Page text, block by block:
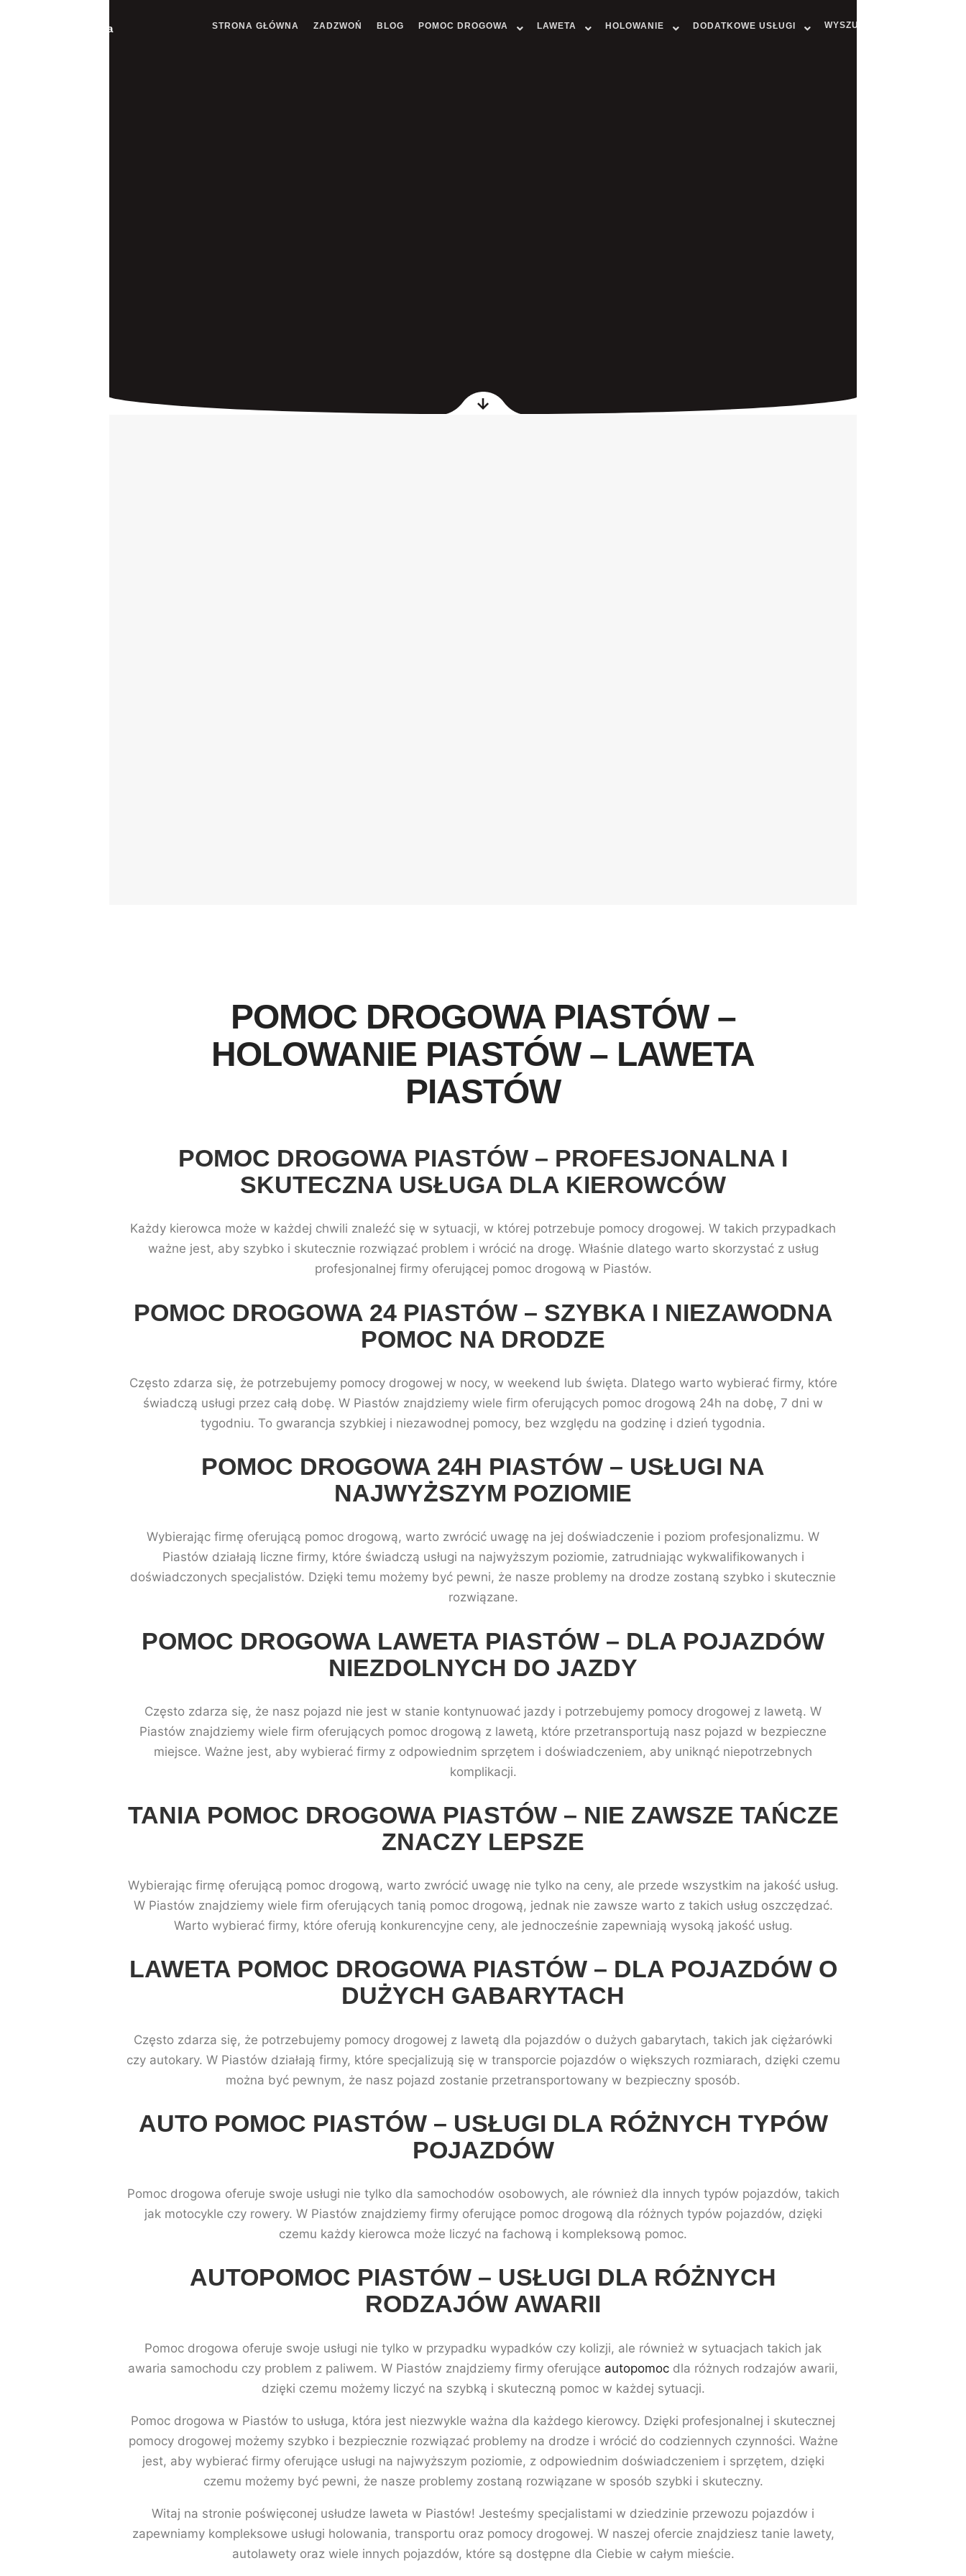
Pomoc Drogowa STRONA GŁÓWNA ZADZWOŃ BLOG POMOC DROGOWA LAWETA HOLOWANIE DODATKOWE USŁUGI WYSZUKAJ MIASTO
POMOC DROGOWA PIASTÓW –
HOLOWANIE PIASTÓW – LAWETA
PIASTÓW
POMOC DROGOWA PIASTÓW – PROFESJONALNA I
SKUTECZNA USŁUGA DLA KIEROWCÓW
Każdy kierowca może w każdej chwili znaleźć się w sytuacji, w której potrzebuje pomocy drogowej. W takich przypadkach
ważne jest, aby szybko i skutecznie rozwiązać problem i wrócić na drogę. Właśnie dlatego warto skorzystać z usług
profesjonalnej firmy oferującej pomoc drogową w Piastów.
POMOC DROGOWA 24 PIASTÓW – SZYBKA I NIEZAWODNA
POMOC NA DRODZE
Często zdarza się, że potrzebujemy pomocy drogowej w nocy, w weekend lub święta. Dlatego warto wybierać firmy, które
świadczą usługi przez całą dobę. W Piastów znajdziemy wiele firm oferujących pomoc drogową 24h na dobę, 7 dni w
tygodniu. To gwarancja szybkiej i niezawodnej pomocy, bez względu na godzinę i dzień tygodnia.
POMOC DROGOWA 24H PIASTÓW – USŁUGI NA
NAJWYŻSZYM POZIOMIE
Wybierając firmę oferującą pomoc drogową, warto zwrócić uwagę na jej doświadczenie i poziom profesjonalizmu. W
Piastów działają liczne firmy, które świadczą usługi na najwyższym poziomie, zatrudniając wykwalifikowanych i
doświadczonych specjalistów. Dzięki temu możemy być pewni, że nasze problemy na drodze zostaną szybko i skutecznie
rozwiązane.
POMOC DROGOWA LAWETA PIASTÓW – DLA POJAZDÓW
NIEZDOLNYCH DO JAZDY
Często zdarza się, że nasz pojazd nie jest w stanie kontynuować jazdy i potrzebujemy pomocy drogowej z lawetą. W
Piastów znajdziemy wiele firm oferujących pomoc drogową z lawetą, które przetransportują nasz pojazd w bezpieczne
miejsce. Ważne jest, aby wybierać firmy z odpowiednim sprzętem i doświadczeniem, aby uniknąć niepotrzebnych
komplikacji.
TANIA POMOC DROGOWA PIASTÓW – NIE ZAWSZE TAŃCZE
ZNACZY LEPSZE
Wybierając firmę oferującą pomoc drogową, warto zwrócić uwagę nie tylko na ceny, ale przede wszystkim na jakość usług.
W Piastów znajdziemy wiele firm oferujących tanią pomoc drogową, jednak nie zawsze warto z takich usług oszczędzać.
Warto wybierać firmy, które oferują konkurencyjne ceny, ale jednocześnie zapewniają wysoką jakość usług.
LAWETA POMOC DROGOWA PIASTÓW – DLA POJAZDÓW O
DUŻYCH GABARYTACH
Często zdarza się, że potrzebujemy pomocy drogowej z lawetą dla pojazdów o dużych gabarytach, takich jak ciężarówki
czy autokary. W Piastów działają firmy, które specjalizują się w transporcie pojazdów o większych rozmiarach, dzięki czemu
można być pewnym, że nasz pojazd zostanie przetransportowany w bezpieczny sposób.
AUTO POMOC PIASTÓW – USŁUGI DLA RÓŻNYCH TYPÓW
POJAZDÓW
Pomoc drogowa oferuje swoje usługi nie tylko dla samochodów osobowych, ale również dla innych typów pojazdów, takich
jak motocykle czy rowery. W Piastów znajdziemy firmy oferujące pomoc drogową dla różnych typów pojazdów, dzięki
czemu każdy kierowca może liczyć na fachową i kompleksową pomoc.
AUTOPOMOC PIASTÓW – USŁUGI DLA RÓŻNYCH
RODZAJÓW AWARII
Pomoc drogowa oferuje swoje usługi nie tylko w przypadku wypadków czy kolizji, ale również w sytuacjach takich jak
awaria samochodu czy problem z paliwem. W Piastów znajdziemy firmy oferujące autopomoc dla różnych rodzajów awarii,
dzięki czemu możemy liczyć na szybką i skuteczną pomoc w każdej sytuacji.
Pomoc drogowa w Piastów to usługa, która jest niezwykle ważna dla każdego kierowcy. Dzięki profesjonalnej i skutecznej
pomocy drogowej możemy szybko i bezpiecznie rozwiązać problemy na drodze i wrócić do codziennych czynności. Ważne
jest, aby wybierać firmy oferujące usługi na najwyższym poziomie, z odpowiednim doświadczeniem i sprzętem, dzięki
czemu możemy być pewni, że nasze problemy zostaną rozwiązane w sposób szybki i skuteczny.
Witaj na stronie poświęconej usłudze laweta w Piastów! Jesteśmy specjalistami w dziedzinie przewozu pojazdów i
zapewniamy kompleksowe usługi holowania, transportu oraz pomocy drogowej. W naszej ofercie znajdziesz tanie lawety,
autolawety oraz wiele innych pojazdów, które są dostępne dla Ciebie w całym mieście.